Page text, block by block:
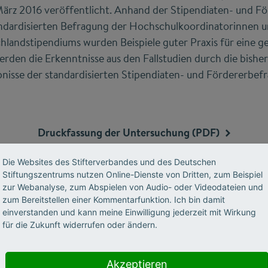
2016 veröffentlicht. Anhand der Stipendiaten- und
Befragung der Hochschulkoordinatorinnen
wurden Beispiele guter Praxis für eine
die Erkenntnisse aus den Fallstudien durch die
der standardisierten Stipendiaten- und
Druckfassung der Untersuchung (PDF)
Die Websites des Stifterverbandes und des Deutschen
Stiftungszentrums nutzen Online-Dienste von Dritten, zum Beispiel
zur Webanalyse, zum Abspielen von Audio- oder Videodateien und
zum Bereitstellen einer Kommentarfunktion. Ich bin damit
einverstanden und kann meine Einwilligung jederzeit mit Wirkung
für die Zukunft widerrufen oder ändern.
Akzeptieren